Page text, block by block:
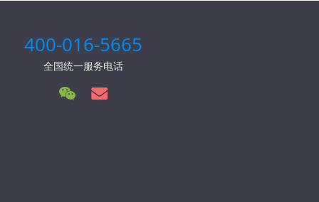
400-016-5665
全国统一服务电话